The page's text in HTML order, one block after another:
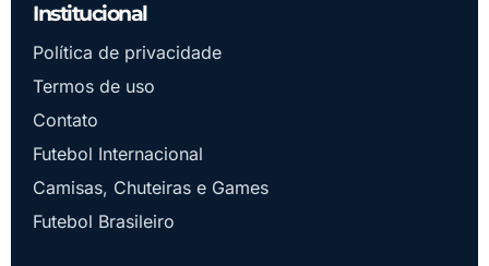
Institucional
Política de privacidade
Termos de uso
Contato
Futebol Internacional
Camisas, Chuteiras e Games
Futebol Brasileiro